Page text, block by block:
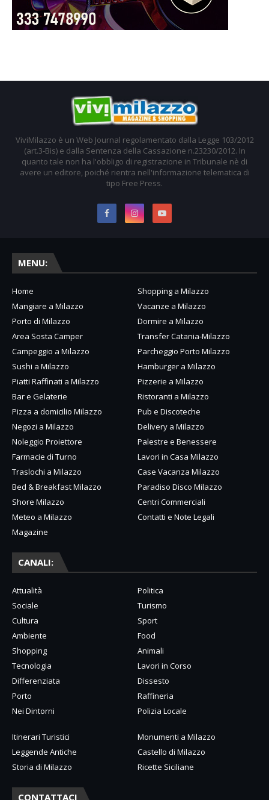
ViviMilazzo è un Web Journal regolamentato dalla Legge 103/2012
(art.3-Bis) e dalla Sentenza della Cassazione n.23230/2012. In
quanto tale non ha l'obbligo di registrazione in Tribunale nè di
avere un editore, poiché rientra nell'informazione telematica di
tipo Free Press.
MENU:
Home
Shopping a Milazzo
Mangiare a Milazzo
Vacanze a Milazzo
Porto di Milazzo
Dormire a Milazzo
Area Sosta Camper
Transfer Catania-Milazzo
Campeggio a Milazzo
Parcheggio Porto Milazzo
Sushi a Milazzo
Hamburger a Milazzo
Piatti Raffinati a Milazzo
Pizzerie a Milazzo
Bar e Gelaterie
Ristoranti a Milazzo
Pizza a domicilio Milazzo
Pub e Discoteche
Negozi a Milazzo
Delivery a Milazzo
Noleggio Proiettore
Palestre e Benessere
Farmacie di Turno
Lavori in Casa Milazzo
Traslochi a Milazzo
Case Vacanza Milazzo
Bed & Breakfast Milazzo
Paradiso Disco Milazzo
Shore Milazzo
Centri Commerciali
Meteo a Milazzo
Contatti e Note Legali
Magazine
CANALI:
Attualità
Politica
Sociale
Turismo
Cultura
Sport
Ambiente
Food
Shopping
Animali
Tecnologia
Lavori in Corso
Differenziata
Dissesto
Porto
Raffineria
Nei Dintorni
Polizia Locale
Itinerari Turistici
Monumenti a Milazzo
Leggende Antiche
Castello di Milazzo
Storia di Milazzo
Ricette Siciliane
CONTATTACI